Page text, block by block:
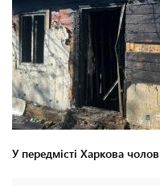
У передмісті Харкова